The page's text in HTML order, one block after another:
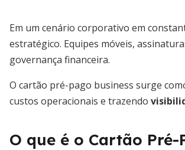
Em um cenário corporativo em
estratégico. Equipes móveis,
governança financeira.
O cartão pré-pago business surge
custos operacionais e trazendo
O que é o Cartão Pré-